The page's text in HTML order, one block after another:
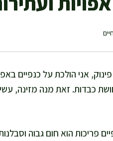
אני הולכת על כנפיים
כבדות. זאת מנה מזינה,
פריכות הוא חום גבוה